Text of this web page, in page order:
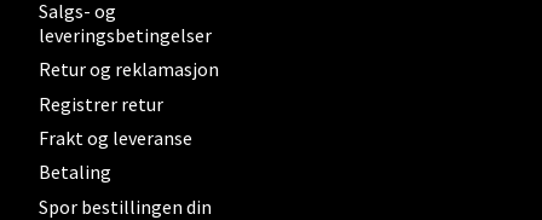
Salgs- og
leveringsbetingelser
Retur og reklamasjon
Registrer retur
Frakt og leveranse
Betaling
Spor bestillingen din
Oslo - Thon Senter Storo
Vitaminveien 7 - 9, 0485 Oslo
0 i butikk